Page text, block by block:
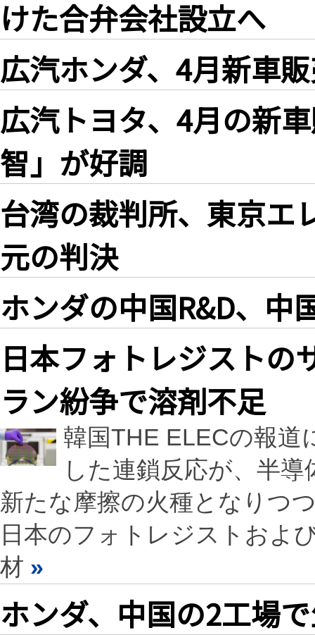
けた合弁会社設立へ
広汽ホンダ、4月新車
広汽トヨタ、4月の新
智」が好調
台湾の裁判所、東京エ
元の判決
ホンダの中国R&D、中
日本フォトレジストの
ラン紛争で溶剤不足
韓国THE ELECの報道
した連鎖反応が、半
新たな摩擦の火種となりつ
日本のフォトレジストおよ
材 »
ホンダ、中国の2工場